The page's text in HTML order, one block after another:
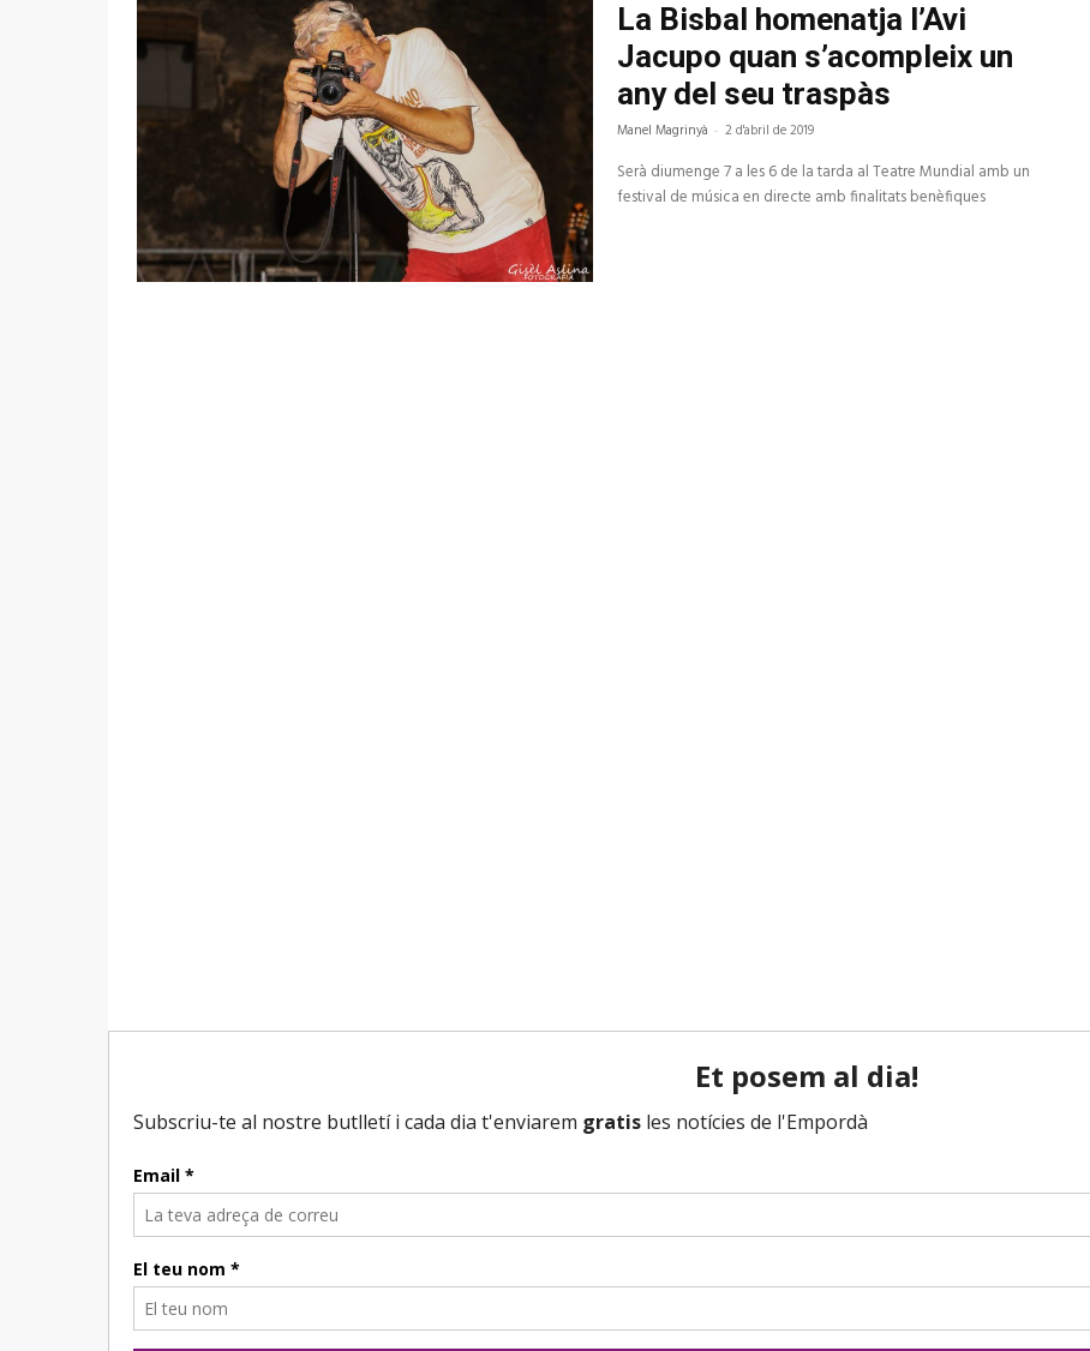
La Bisbal homenatja l’Avi
Jacupo quan s’acompleix un
any del seu traspàs
Manel Magrinyà - 2 d'abril de 2019
Serà diumenge 7 a les 6 de la tarda al Teatre Mundial amb un
festival de música en directe amb finalitats benèfiques